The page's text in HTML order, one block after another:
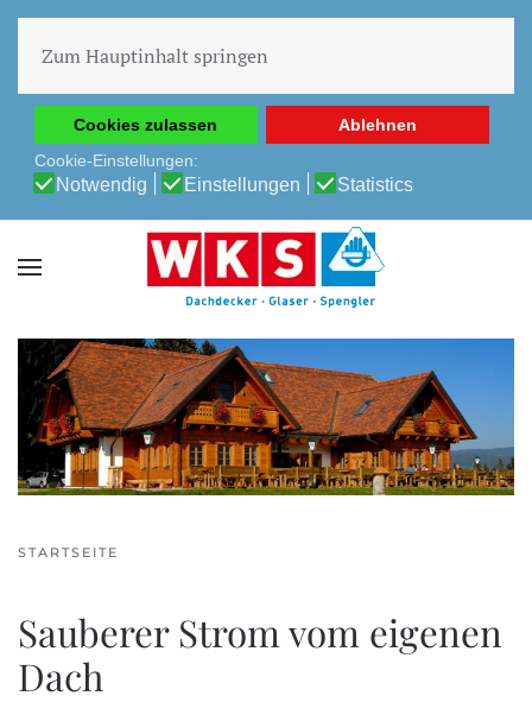
Erfahrung auf unserer Website zu ermöglichen.
Cookie-Richtlinie
Datenschutz-Bestimmungen
Cookies zulassen
Ablehnen
Cookie-Einstellungen:
Notwendig Einstellungen Statistics
Zum Hauptinhalt springen
STARTSEITE
Sauberer Strom vom eigenen
Dach